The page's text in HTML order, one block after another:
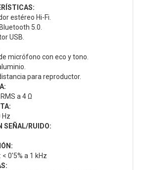
estéreo Hi-Fi.
5.0.
USB.
micrófono con eco y tono.
para reproductor.
a 4 Ω
Hz
SEÑAL/RUIDO:
0'5% a 1 kHz